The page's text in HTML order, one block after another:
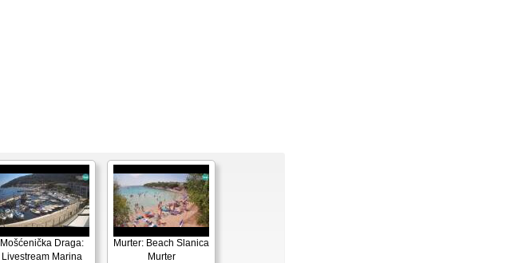
Mošćenička Draga:
Livestream Marina
Murter: Beach Slanica
Murter